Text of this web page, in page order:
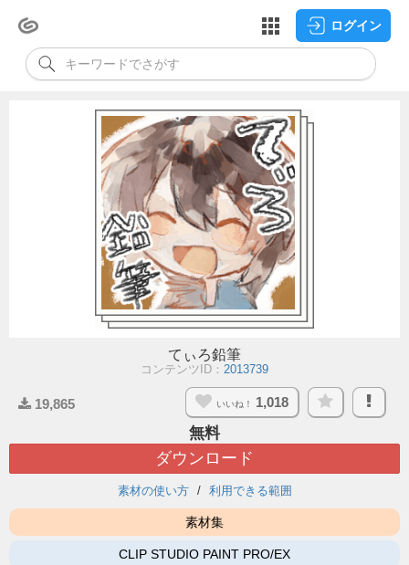
ログイン
てぃろ鉛筆
コンテンツID： 2013739
19,865 いいね！ 1,018
無料
ダウンロード
素材の使い方 利用できる範囲
素材集
CLIP STUDIO PAINT PRO/EX